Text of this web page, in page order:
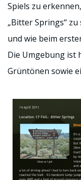
Spiels zu
„Bitter Springs“
und wie beim
Die Umgebung ist
Grüntönen sowie